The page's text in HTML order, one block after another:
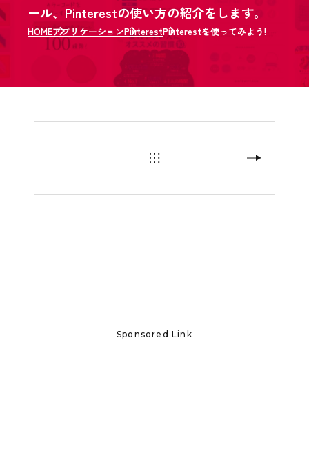
ール、Pinterestの使い方の紹介をします。
HOMEアプリケーションPinterestPinterestを使ってみよう!
Sponsored Link